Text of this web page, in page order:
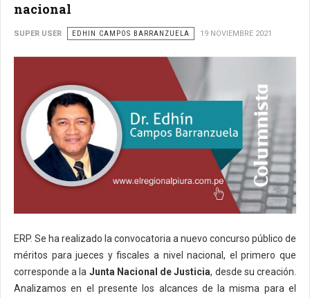
nacional
SUPER USER EDHIN CAMPOS BARRANZUELA 19 NOVIEMBRE 2021
ERP. Se ha realizado la convocatoria a nuevo concurso público de
méritos para jueces y fiscales a nivel nacional, el primero que
corresponde a la Junta Nacional de Justicia, desde su creación.
Analizamos en el presente los alcances de la misma para el